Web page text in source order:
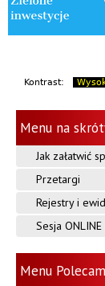
Kontrast:
Menu na
Jak załatwić
Przetargi
Rejestry i
Sesja ONLINE
Menu